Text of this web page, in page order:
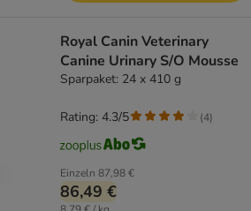
Royal Canin Veterinary
Canine Urinary S/O Mousse
Sparpaket: 24 x 410 g
Einzeln 87,98 €
86,49 €
Rating: 4.3/5 (4)